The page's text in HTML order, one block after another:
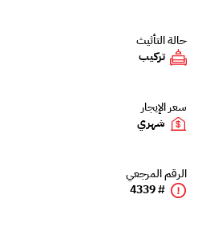
حالة التأثيث
تركيب
سعر الإيجار
شهري
الرقم المرجعي
# 4339